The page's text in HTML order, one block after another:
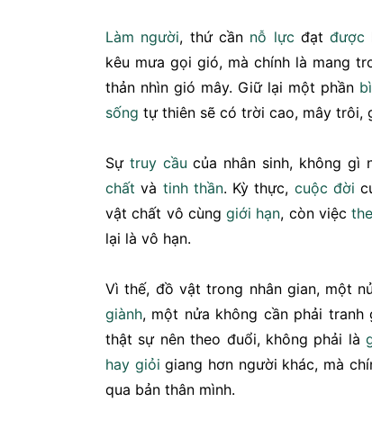
Làm người, thứ cần nỗ lực đạtđược
kêu mưa gọi gió, mà chính là mang
thản nhìn gió mây. Giữ lại một phần
sống tự thiên sẽ có trời cao, mây trôi,
Sự truy cầu của nhân sinh, không gì
chất và tinh thần. Kỳ thực, cuộc đời
vật chất vô cùnggiới hạn, còn việc
lại là vô hạn.
Vì thế, đồ vật trong nhân gian, một
giành, một nửa không cần phải tranh
thật sự nên theo đuổi, không phải là
hay giỏi giang hơn người khác, mà
qua bản thân mình.